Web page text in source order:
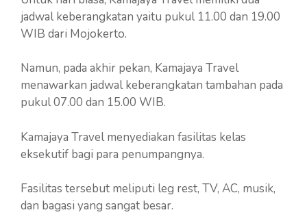
jadwal keberangkatan yaitu pukul 11.00 dan 19.00
WIB dari Mojokerto.
Namun, pada akhir pekan, Kamajaya Travel
menawarkan jadwal keberangkatan tambahan pada
pukul 07.00 dan 15.00 WIB.
Kamajaya Travel menyediakan fasilitas kelas
eksekutif bagi para penumpangnya.
Fasilitas tersebut meliputi leg rest, TV, AC, musik,
dan bagasi yang sangat besar.